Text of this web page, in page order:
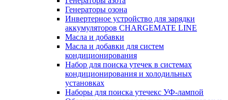
Генераторы озона
Инвертерное устройство для зарядки
аккумуляторов CHARGEMATE LINE
Масла и добавки
Масла и добавки для систем
кондиционирования
Набор для поиска утечек в системах
кондиционирования и холодильных
установках
Наборы для поиска утечекс УФ-лампой